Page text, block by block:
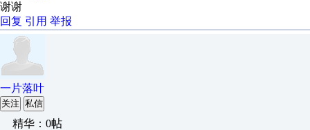
谢谢
回复 引用 举报
一片落叶
关注 私信
精华：0帖